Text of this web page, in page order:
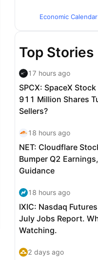
Economic Calendar